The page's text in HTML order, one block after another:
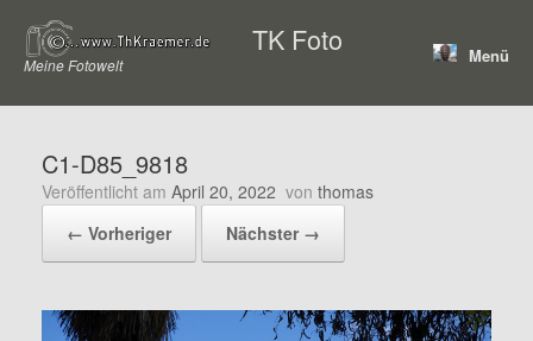
Inhalt
springen
TK Foto
Meine Fotowelt Menü
C1-D85_9818
Veröffentlicht am April 20, 2022 von thomas
← Vorheriger
Nächster →